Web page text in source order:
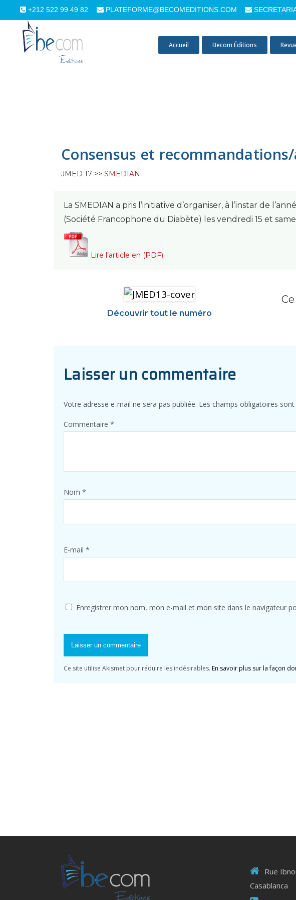
+212 522 99 49 82 PLATEFORME@BECOMEDITIONS.COM
Accueil Becom Éditions
Consensus et
JMED 17 >> SMEDIAN
La SMEDIAN a pris l’initiative d’organiser, à l’instar de
(Société Francophone du Diabète) les vendredi 15 et
Lire l’article en (PDF)
Découvrir tout le numéro
Laisser un commentaire
Votre adresse e-mail ne sera pas publiée. Les champs obligatoires
Commentaire *
Nom *
E-mail *
Enregistrer mon nom, mon e-mail et mon site dans le navigateur
Ce site utilise Akismet pour réduire les indésirables. En savoir plus sur la façon
Rue
Casablanca